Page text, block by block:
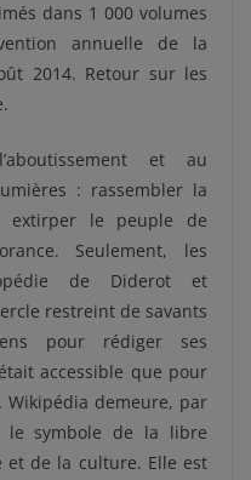
dans 1 000 volumes
annuelle de la
2014. Retour sur les
et au
: rassembler la
extirper le peuple de
Seulement, les
de Diderot et
restreint de savants
pour rédiger ses
accessible que pour
demeure, par
le symbole de la libre
et de la culture. Elle est